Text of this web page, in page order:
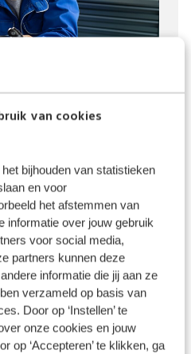
van cookies
bijhouden van statistieken
en voor
het afstemmen van
informatie over jouw gebruik
voor social media,
partners kunnen deze
informatie die jij aan ze
verzameld op basis van
Door op ‘Instellen’ te
onze cookies en jouw
op ‘Accepteren’ te klikken, ga